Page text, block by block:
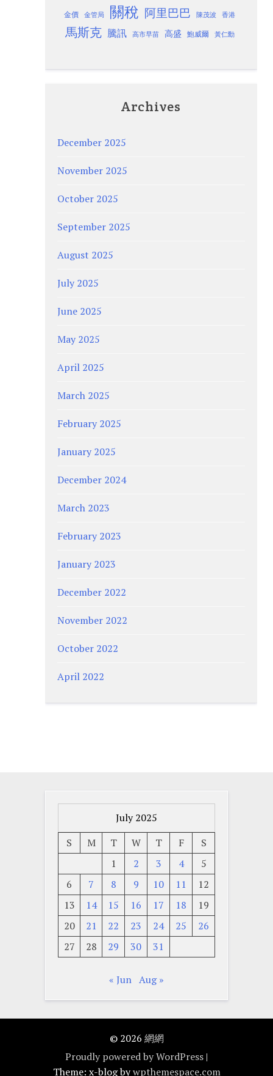
金價 金管局 關稅 阿里巴巴 陳茂波 香港
馬斯克 騰訊 高市早苗 高盛 鮑威爾 黃仁勳
Archives
December 2025
November 2025
October 2025
September 2025
August 2025
July 2025
June 2025
May 2025
April 2025
March 2025
February 2025
January 2025
December 2024
March 2023
February 2023
January 2023
December 2022
November 2022
October 2022
April 2022
July 2025
S
M T W T F
S
1
2 3 4
5
6
7 8 9 10 11
12
13
14 15 16 17 18
19
20
21 22 23 24 25
26
27
28 29 30 31
« Jun Aug »
© 2026 網網
Proudly powered by WordPress |
Theme: x-blog bywpthemespace.com